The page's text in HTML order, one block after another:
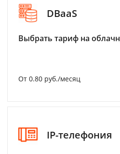
DBaaS
Выбрать тариф на
От 0.80 руб./месяц
IP-телефония